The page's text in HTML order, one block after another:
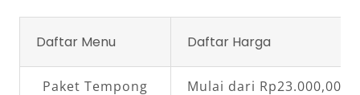
Daftar Menu Daftar Harga
Paket Tempong Mulai dari Rp23.000,00